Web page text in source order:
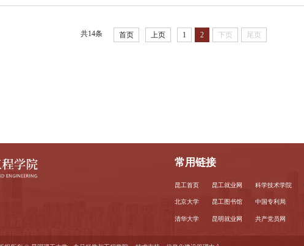
共14条 首页 上页 1 2 下页 尾页
常用链接
昆工首页
北京大学
清华大学
昆工就业网
昆工图书馆
昆明就业网
科学技术学院
中国专利局
共产党员网